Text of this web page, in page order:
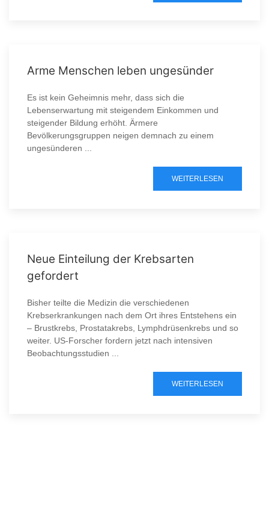
Arme Menschen leben ungesünder
Es ist kein Geheimnis mehr, dass sich die
Lebenserwartung mit steigendem Einkommen und
steigender Bildung erhöht. Ärmere
Bevölkerungsgruppen neigen demnach zu einem
ungesünderen ...
WEITERLESEN
Neue Einteilung der Krebsarten
gefordert
Bisher teilte die Medizin die verschiedenen
Krebserkrankungen nach dem Ort ihres Entstehens ein
– Brustkrebs, Prostatakrebs, Lymphdrüsenkrebs und so
weiter. US-Forscher fordern jetzt nach intensiven
Beobachtungsstudien ...
WEITERLESEN